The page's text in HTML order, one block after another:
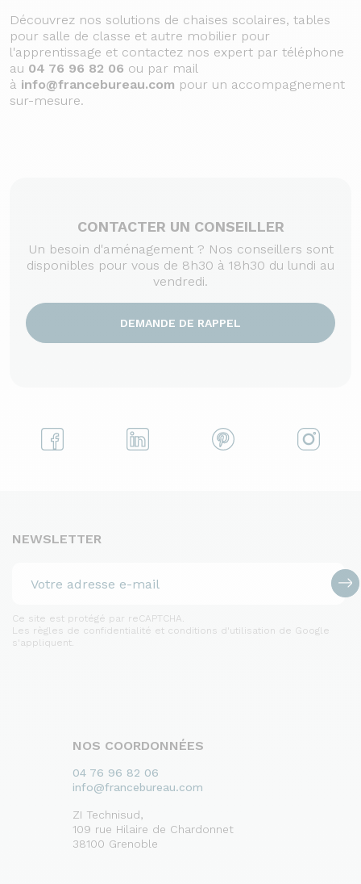
Découvrez nos solutions de chaises scolaires, tables
pour salle de classe et autre mobilier pour
l'apprentissage et contactez nos expert par téléphone
au 04 76 96 82 06 ou par mail
à info@francebureau.com pour un accompagnement
sur-mesure.
CONTACTER UN CONSEILLER
Un besoin d'aménagement ? Nos conseillers sont
disponibles pour vous de 8h30 à 18h30 du lundi au
vendredi.
DEMANDE DE RAPPEL
NEWSLETTER
Ce site est protégé par reCAPTCHA.
Les règles de confidentialité et conditions d'utilisation de Google
s'appliquent.
NOS COORDONNÉES
04 76 96 82 06
info@francebureau.com
ZI Technisud,
109 rue Hilaire de Chardonnet
38100 Grenoble